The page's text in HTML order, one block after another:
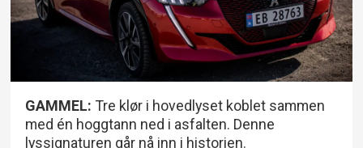
GAMMEL: Tre klør i hovedlyset koblet sammen
med én hoggtann ned i asfalten. Denne
lyssignaturen går nå inn i historien.